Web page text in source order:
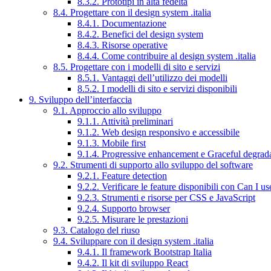
8.4. Progettare con il design system .italia
8.4.1. Documentazione
8.4.2. Benefici del design system
8.4.3. Risorse operative
8.4.4. Come contribuire al design system .italia
8.5. Progettare con i modelli di sito e servizi
8.5.1. Vantaggi dell’utilizzo dei modelli
8.5.2. I modelli di sito e servizi disponibili
9. Sviluppo dell’interfaccia
9.1. Approccio allo sviluppo
9.1.1. Attività preliminari
9.1.2. Web design responsivo e accessibile
9.1.3. Mobile first
9.1.4. Progressive enhancement e Graceful
9.2. Strumenti di supporto allo sviluppo del software
9.2.1. Feature detection
9.2.2. Verificare le feature disponibili con Can I
9.2.3. Strumenti e risorse per CSS e JavaScript
9.2.4. Supporto browser
9.2.5. Misurare le prestazioni
9.3. Catalogo del riuso
9.4. Sviluppare con il design system .italia
9.4.1. Il framework Bootstrap Italia
9.4.2. Il kit di sviluppo React